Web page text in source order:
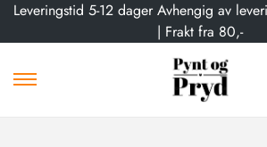
Leveringstid 5-12 dager Avhengig av
| Frakt fra 80,-